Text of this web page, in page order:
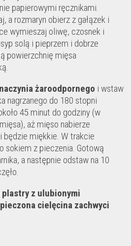
papierowymi ręcznikami.
a rozmaryn obierz z gałązek i
wymieszaj oliwę, czosnek i
solą i pieprzem i dobrze
powierzchnię mięsa
żaroodpornego i wstaw
nagrzanego do 180 stopni
45 minut do godziny (w
aż mięso nabierze
będzie miękkie. W trakcie
sokiem z pieczenia. Gotową
a następnie odstaw na 10
z ulubionymi
cielęcina zachwyci